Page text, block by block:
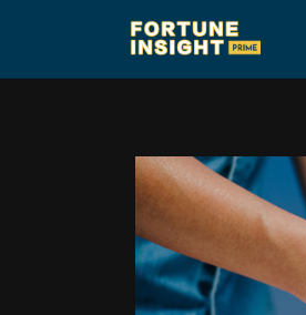
全購要約的不同變化│從近來一